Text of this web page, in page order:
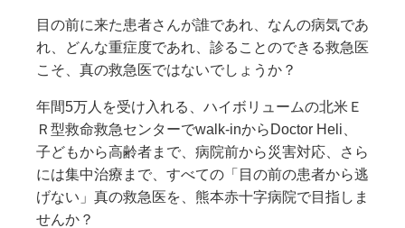
目の前に来た患者さんが誰であれ、なんの病気であ
れ、どんな重症度であれ、診ることのできる救急医
こそ、真の救急医ではないでしょうか？
年間5万人を受け入れる、ハイボリュームの北米Ｅ
Ｒ型救命救急センターでwalk-inからDoctor Heli、
子どもから高齢者まで、病院前から災害対応、さら
には集中治療まで、すべての「目の前の患者から逃
げない」真の救急医を、熊本赤十字病院で目指しま
せんか？